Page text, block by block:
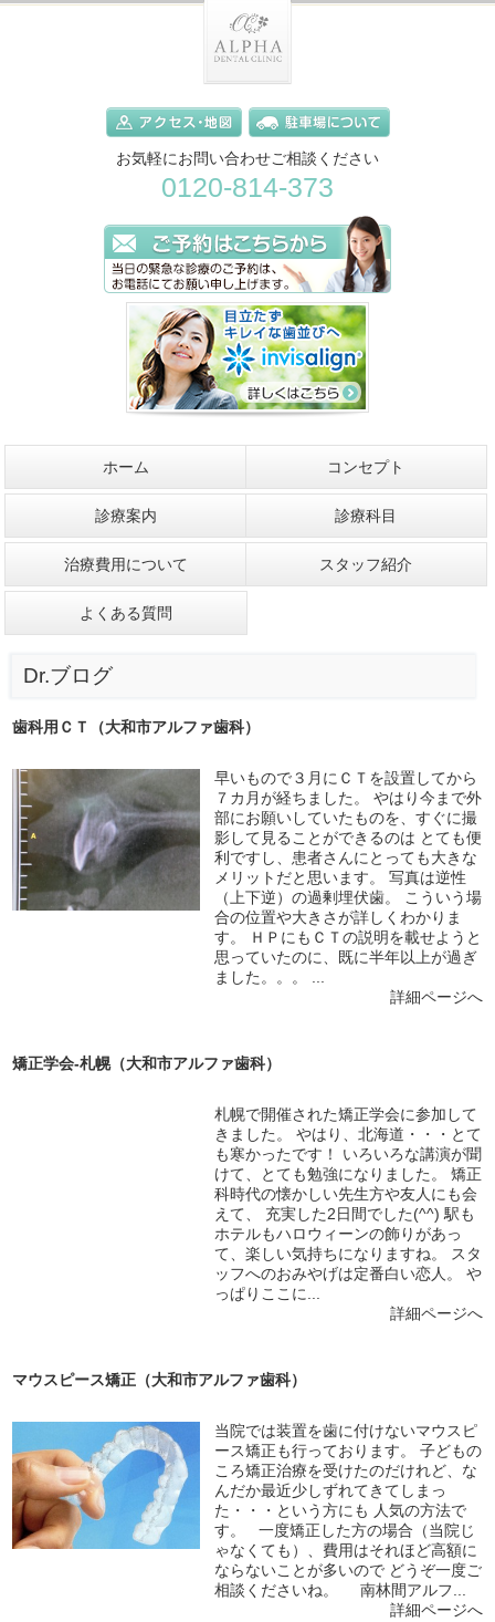
お気軽にお問い合わせご相談ください
0120-814-373
ホーム コンセプト
診療案内 診療科目
治療費用について スタッフ紹介
よくある質問
Dr.ブログ
歯科用ＣＴ（大和市アルファ歯科）
早いもので３月にＣＴを設置してから
７カ月が経ちました。 やはり今まで外
部にお願いしていたものを、すぐに撮
影して見ることができるのは とても便
利ですし、患者さんにとっても大きな
メリットだと思います。 写真は逆性
（上下逆）の過剰埋伏歯。 こういう場
合の位置や大きさが詳しくわかりま
す。 ＨＰにもＣＴの説明を載せようと
思っていたのに、既に半年以上が過ぎ
ました。。。 ...
詳細ページへ
矯正学会-札幌（大和市アルファ歯科）
札幌で開催された矯正学会に参加して
きました。 やはり、北海道・・・とて
も寒かったです！ いろいろな講演が聞
けて、とても勉強になりました。 矯正
科時代の懐かしい先生方や友人にも会
えて、 充実した2日間でした(^^) 駅も
ホテルもハロウィーンの飾りがあっ
て、楽しい気持ちになりますね。 スタ
ッフへのおみやげは定番白い恋人。 や
っぱりここに...
詳細ページへ
マウスピース矯正（大和市アルファ歯科）
当院では装置を歯に付けないマウスピ
ース矯正も行っております。 子どもの
ころ矯正治療を受けたのだけれど、な
んだか最近少しずれてきてしまっ
た・・・という方にも 人気の方法で
す。 一度矯正した方の場合（当院じ
ゃなくても）、費用はそれほど高額に
ならないことが多いので どうぞ一度ご
相談くださいね。 南林間アルフ...
詳細ページへ